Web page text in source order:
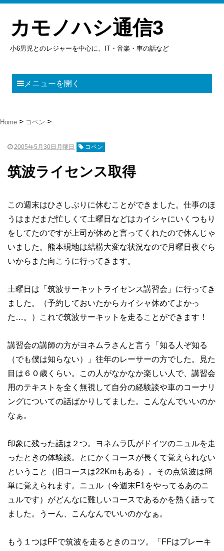
カモノハシ通信3
小6男児とのレジャーを中心に、IT・音楽・車の話など
メニューを開く
Home コペン
2005年5月30日月曜日 コペン
筑波ライセンス取得
この週末はひさしぶりに休むことができました。仕事のほ
うはまだまだ忙しくて土曜日などはカイシャにいくつもり
をしてたのですが上司が休めと言ってくれたので休んじゃ
いました。熊本現地は結構大変な状況なので月曜日夜ぐら
いからまた向こうに行ってきます。
土曜日は「筑波サーキットライセンス講習会」に行ってき
ました。（予約しておいたからカイシャ休めてよかっ
た…。）これで筑波サーキットを走ることができます！
講習会の講師の方がヨネムラさんと言う「知る人ぞ知る
（でも僕は知らない）」往年のレーサーの方でした。見た
目は６０歳くらい。この人がなかなか楽しい人で、講習会
用のテキストを全く無視して自分の経験談や車のコーナリ
ングについての話ばかりしてました。こんなんでいいのか
なぁ。
印象に残った話は２つ。ヨネムラ氏がドイツのニュルを走
ったときの体験談。とにかくコースが長くて覚えられない
ということ（旧コースは22Kmもある）。その点筑波は簡
単に覚えられます。ニュル（今週末F1をやってるあのニ
ュルです）がどんなに難しいコースであるかを熱く語って
ました。うーん、こんなんでいいのかなぁ。
もう１つはFFで筑波を走るときのコツ。「FFはブレーキ